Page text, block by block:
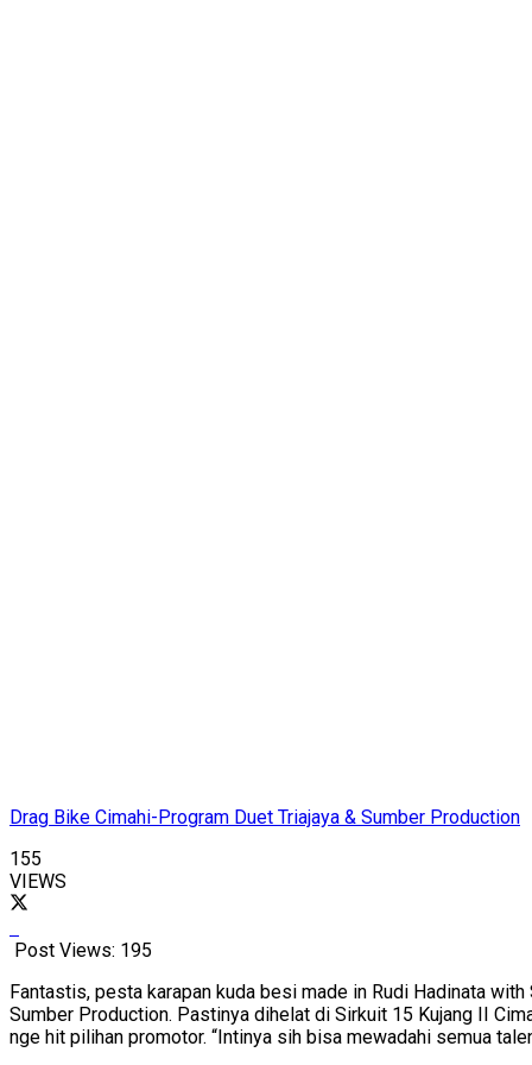
Drag Bike Cimahi-Program Duet Triajaya & Sumber Production
155
VIEWS
Post Views: 195
Fantastis, pesta karapan kuda besi made in Rudi Hadinata
Sumber Production. Pastinya dihelat di Sirkuit 15 Kujang II
nge hit pilihan promotor. “Intinya sih bisa mewadahi semua